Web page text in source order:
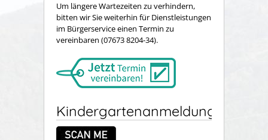
Um längere Wartezeiten zu verhindern,
bitten wir Sie weiterhin für Dienstleistungen
im Bürgerservice einen Termin zu
vereinbaren (07673 8204-34).
Kindergartenanmeldung